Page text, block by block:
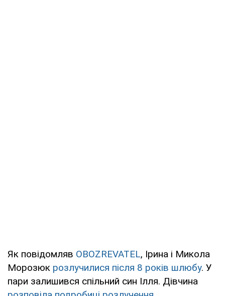
Як повідомляв OBOZREVATEL, Ірина і Микола
Морозюк розлучилися після 8 років шлюбу. У
пари залишився спільний син Ілля. Дівчина